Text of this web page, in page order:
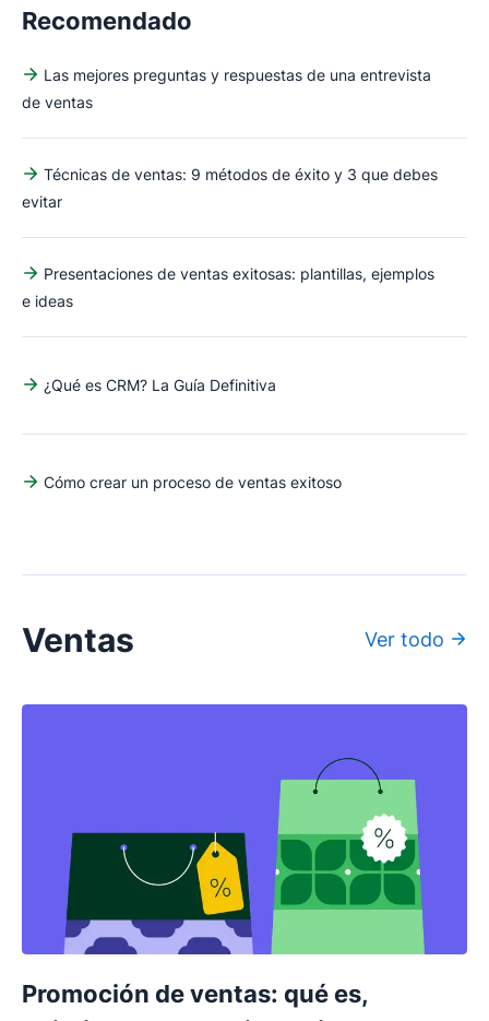
Recomendado
Las mejores preguntas y respuestas de una entrevista
de ventas
Técnicas de ventas: 9 métodos de éxito y 3 que debes
evitar
Presentaciones de ventas exitosas: plantillas, ejemplos
e ideas
¿Qué es CRM? La Guía Definitiva
Cómo crear un proceso de ventas exitoso
Ventas Ver todo
Promoción de ventas: qué es,